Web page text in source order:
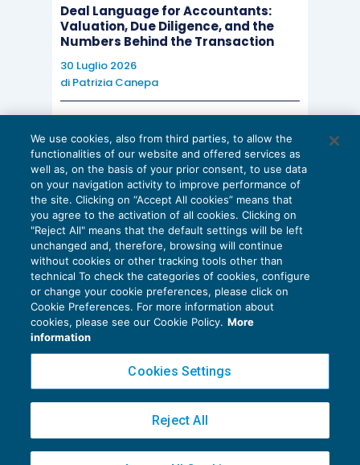
Deal Language for Accountants:
Valuation, Due Diligence, and the
Numbers Behind the Transaction
30 Luglio 2026
di Patrizia Canepa
EU AI Act e studi professionali: le
scadenze concrete
27 Luglio 2026
di Diego BarberieStefano Dovier
Privacy Policy
Cookie Policy
Copyright 2016 ©Gruppo Euroconference S.p.A.v2.32.1
Piazza Luigi Einaudi, 10N01 - 20124 Milano - info@ecnews.it
We use cookies, also from third parties, to allow the
functionalities of our website and offered services as
well as, on the basis of your prior consent, to use data
on your navigation activity to improve performance of
the site. Clicking on “Accept All cookies” means that
you agree to the activation of all cookies. Clicking on
"Reject All" means that the default settings will be left
unchanged and, therefore, browsing will continue
without cookies or other tracking tools other than
technical To check the categories of cookies, configure
or change your cookie preferences, please click on
Cookie Preferences. For more information about
cookies, please see our Cookie Policy. More
information
Cookies Settings
Reject All